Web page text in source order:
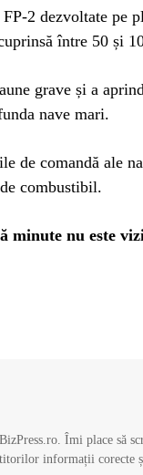
2 dezvoltate pe
între 50 și
grave și a
nave mari.
de comandă ale
combustibil.
minute nu este
Îmi place să
informații corecte